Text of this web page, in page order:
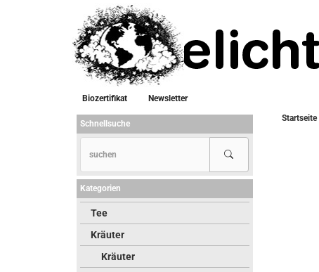
Biozertifikat
Newsletter
Startseite
Schnellsuche
Kategorien
Tee
Kräuter
Kräuter